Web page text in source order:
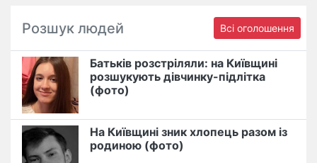
Розшук людей Всі оголошення
Батьків розстріляли: на Київщині
розшукують дівчинку-підлітка
(фото)
На Київщині зник хлопець разом із
родиною (фото)